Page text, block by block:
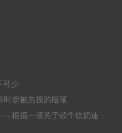
可少
易被忽视的瓶颈
根据一项关于犊牛饮奶速